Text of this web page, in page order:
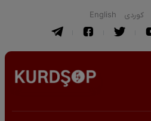
English كوردی